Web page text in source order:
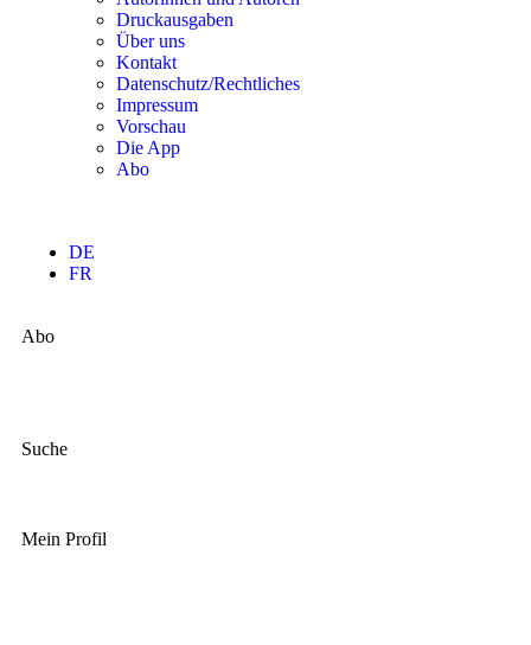
Druckausgaben
Über uns
Kontakt
Datenschutz/Rechtliches
Impressum
Vorschau
Die App
Abo
DE
FR
Abo
Suche
Mein Profil